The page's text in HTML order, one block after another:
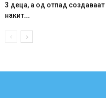
3 деца, а од отпад создаваат
накит...